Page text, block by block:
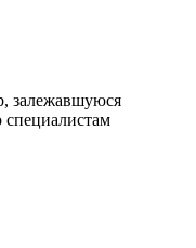
залежавшуюся
специалистам